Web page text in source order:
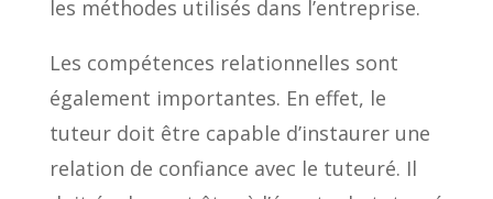
les méthodes utilisés dans l’entreprise.
Les compétences relationnelles sont
également importantes. En effet, le
tuteur doit être capable d’instaurer une
relation de confiance avec le tuteuré. Il